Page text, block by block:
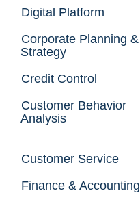
Digital Platform
Corporate Planning &
Strategy
Credit Control
Customer Behavior
Analysis
Customer Service
Finance & Accounting